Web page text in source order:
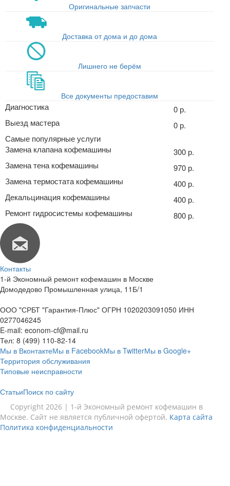
Оригинальные запчасти
Доставка от дома и до дома
Лишнего не берём
Все документы предоставим
Диагностика
0 р.
Выезд мастера
0 р.
Самые популярные услуги
Замена клапана кофемашины
300 р.
Замена тена кофемашины
970 р.
Замена термостата кофемашины
400 р.
Декальцинация кофемашины
400 р.
Ремонт гидросистемы кофемашины
800 р.
Контакты
1-й Экономный ремонт кофемашин в Москве
Домодедово Промышленная улица, 11Б/1
ООО "СРБТ "Гарантия-Плюс" ОГРН 1020203091050 ИНН
0277046245
E-mail: econom-cf@mail.ru
Тел: 8 (499) 110-82-14
Мы в ВконтактеМы в FacebookМы в TwitterМы в Google+
Территория обслуживания
Типовые неисправности
СтатьиПоиск по сайту
Copyright 2026 | 1-й Экономный ремонт кофемашин в
Москве. Сайт не является публичной офертой. Карта сайта
Политика конфиденциальности